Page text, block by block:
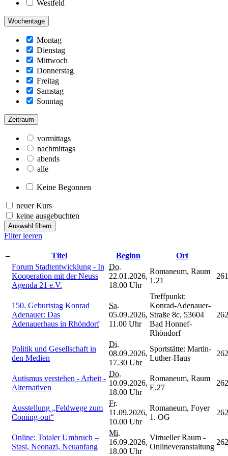
Westfeld
Wochentage
Montag
Dienstag
Mittwoch
Donnerstag
Freitag
Samstag
Sonntag
Zeitraum
vormittags
nachmittags
abends
alle
Keine Begonnen
neuer Kurs
keine ausgebuchten
Auswahl filtern
Filter leeren
– Titel Beginn
Ort
Forum Stadtentwicklung - In
Kooperation mit der Neuss
Agenda 21 e.V.
Do.
22.01.2026,
18.00 Uhr
Romaneum, Raum
1.21
150. Geburtstag Konrad
Adenauer: Das
Adenauerhaus in Rhöndorf
Sa.
05.09.2026,
11.00 Uhr
Treffpunkt:
Konrad-Adenauer-
Straße 8c, 53604
Bad Honnef-
Rhöndorf
Politik und Gesellschaft in
den Medien
Di.
08.09.2026,
17.30 Uhr
Sportstätte: Martin-
Luther-Haus
Autismus verstehen - Arbeit -
Alternativen
Do.
10.09.2026,
18.00 Uhr
Romaneum, Raum
E.27
Ausstellung „Feldwege zum
Coming-out“
Fr.
11.09.2026,
10.00 Uhr
Romaneum, Foyer
1. OG
Online: Totaler Umbruch –
Stasi, Neonazi, Neuanfang
Mi.
16.09.2026,
18.00 Uhr
Virtueller Raum -
Onlineveranstaltung